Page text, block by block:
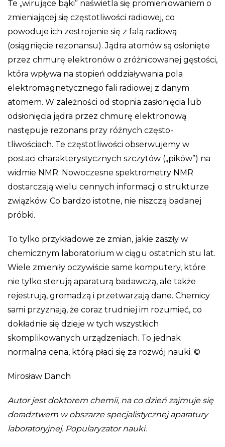
Te „wirujące bąki” naświetla się promieniowaniem o
zmieniającej się częstotliwości radiowej, co
powoduje ich zestrojenie się z falą radiową
(osiągnięcie rezonansu). Jądra atomów są osłonięte
przez chmurę elektronów o zróżnicowanej gęstości,
która wpływa na stopień oddziaływania pola
elektromagnetycznego fali radiowej z danym
atomem. W zależności od stopnia zasłonięcia lub
odsłonięcia jądra przez chmurę elektronową
następuje rezonans przy różnych często-
tliwościach. Te częstotliwości obserwujemy w
postaci charakterystycznych szczytów („pików”) na
widmie NMR. Nowoczesne spektrometry NMR
dostarczają wielu cennych informacji o strukturze
związków. Co bardzo istotne, nie niszczą badanej
próbki.
To tylko przykładowe ze zmian, jakie zaszły w
chemicznym laboratorium w ciągu ostatnich stu lat.
Wiele zmieniły oczywiście same komputery, które
nie tylko sterują aparaturą badawczą, ale także
rejestrują, gromadzą i przetwarzają dane. Chemicy
sami przyznają, że coraz trudniej im rozumieć, co
dokładnie się dzieje w tych wszystkich
skomplikowanych urządzeniach. To jednak
normalna cena, którą płaci się za rozwój nauki. ©
Mirosław Danch
Autor jest doktorem chemii, na co dzień zajmuje się
doradztwem w obszarze specjalistycznej aparatury
laboratoryjnej. Popularyzator nauki.